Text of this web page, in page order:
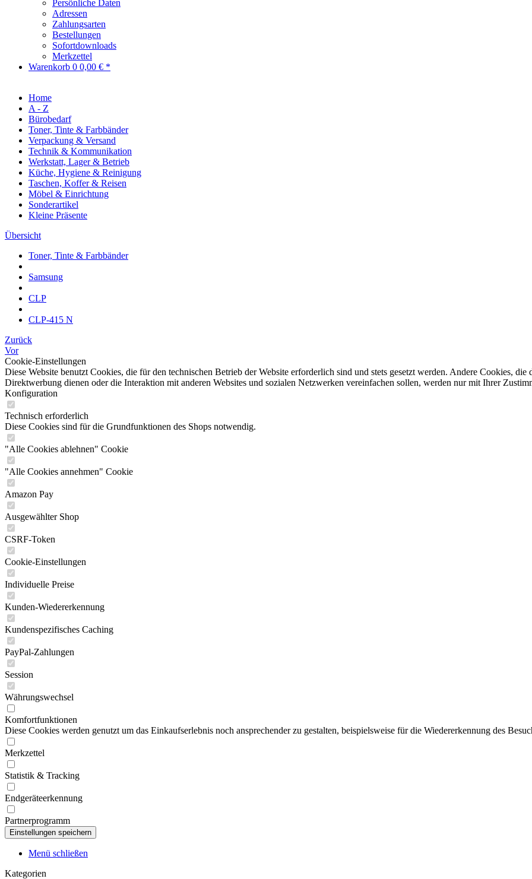
Persönliche Daten
Adressen
Zahlungsarten
Bestellungen
Sofortdownloads
Merkzettel
Warenkorb 0 0,00 € *
Home
A - Z
Bürobedarf
Toner, Tinte & Farbbänder
Verpackung & Versand
Technik & Kommunikation
Werkstatt, Lager & Betrieb
Küche, Hygiene & Reinigung
Taschen, Koffer & Reisen
Möbel & Einrichtung
Sonderartikel
Kleine Präsente
Übersicht
Toner, Tinte & Farbbänder
Samsung
CLP
CLP-415 N
Zurück
Vor
Cookie-Einstellungen
Diese Website benutzt Cookies, die für den technischen Betrieb der Website erforderlich sind und stets gesetzt werden. Andere Cookies,
Direktwerbung dienen oder die Interaktion mit anderen Websites und sozialen Netzwerken vereinfachen sollen, werden nur mit Ihrer
Konfiguration
Technisch erforderlich
Diese Cookies sind für die Grundfunktionen des Shops notwendig.
"Alle Cookies ablehnen" Cookie
"Alle Cookies annehmen" Cookie
Amazon Pay
Ausgewählter Shop
CSRF-Token
Cookie-Einstellungen
Individuelle Preise
Kunden-Wiedererkennung
Kundenspezifisches Caching
PayPal-Zahlungen
Session
Währungswechsel
Komfortfunktionen
Diese Cookies werden genutzt um das Einkaufserlebnis noch ansprechender zu gestalten, beispielsweise für die Wiedererkennung des
Merkzettel
Statistik & Tracking
Endgeräteerkennung
Partnerprogramm
Menü schließen
Kategorien